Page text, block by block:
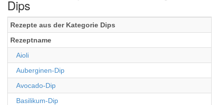
Dips
Rezepte aus der Kategorie Dips
Rezeptname
Aioli
Auberginen-Dip
Avocado-Dip
Basilikum-Dip